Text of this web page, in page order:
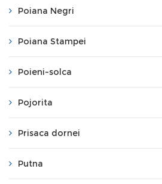
Poiana Negri
Poiana Stampei
Poieni-solca
Pojorita
Prisaca dornei
Putna